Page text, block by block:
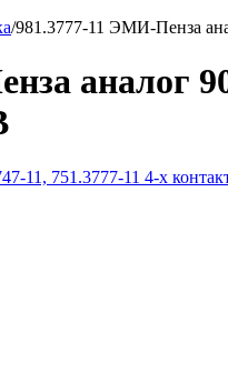
/981.3777-11 ЭМИ-Пенза
аналог